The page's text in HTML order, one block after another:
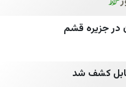
خبرگزاری ورزش ایران
دیپلماسی ایرانی